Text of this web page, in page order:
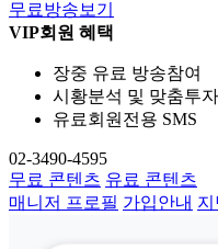
무료방송보기
VIP회원 혜택
장중 유료 방송참여
시황분석 및 맞춤투
유료회원전용 SMS
02-3490-4595
무료 콘텐츠 유료 콘텐츠
매니저 프로필 가입안내 지